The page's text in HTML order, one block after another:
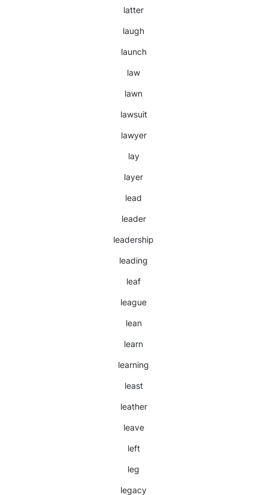
latter
laugh
launch
law
lawn
lawsuit
lawyer
lay
layer
lead
leader
leadership
leading
leaf
league
lean
learn
learning
least
leather
leave
left
leg
legacy